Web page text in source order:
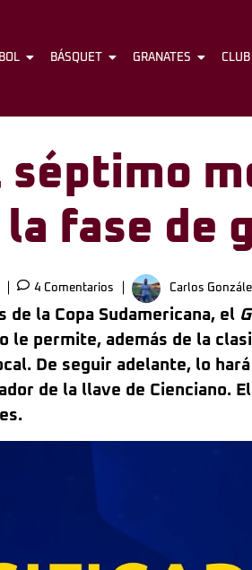
FÚTBOL BÁSQUET
BÁSQUET GRANATES CLUB
séptimo
fase de
4 Comentarios Carlos
la Copa Sudamericana, el
le permite, además de la
De seguir adelante, lo
de la llave de Cienciano.